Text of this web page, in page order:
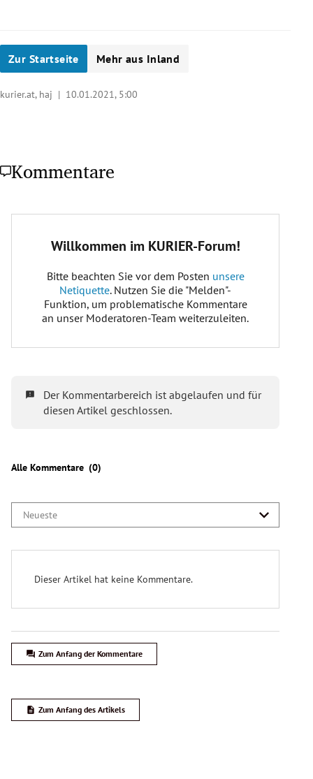
Zur Startseite Mehr aus Inland
kurier.at, haj | 10.01.2021, 5:00
Kommentare